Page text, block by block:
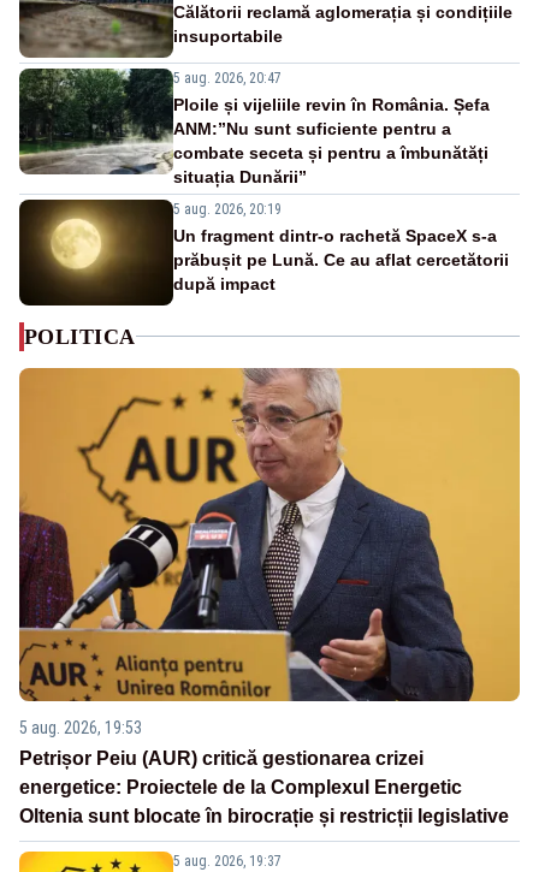
Călătorii reclamă aglomerația și condițiile
insuportabile
5 aug. 2026, 20:47
Ploile și vijeliile revin în România. Șefa
ANM:”Nu sunt suficiente pentru a
combate seceta și pentru a îmbunătăți
situația Dunării”
5 aug. 2026, 20:19
Un fragment dintr-o rachetă SpaceX s-a
prăbușit pe Lună. Ce au aflat cercetătorii
după impact
POLITICA
5 aug. 2026, 19:53
Petrișor Peiu (AUR) critică gestionarea crizei
energetice: Proiectele de la Complexul Energetic
Oltenia sunt blocate în birocrație și restricții legislative
5 aug. 2026, 19:37